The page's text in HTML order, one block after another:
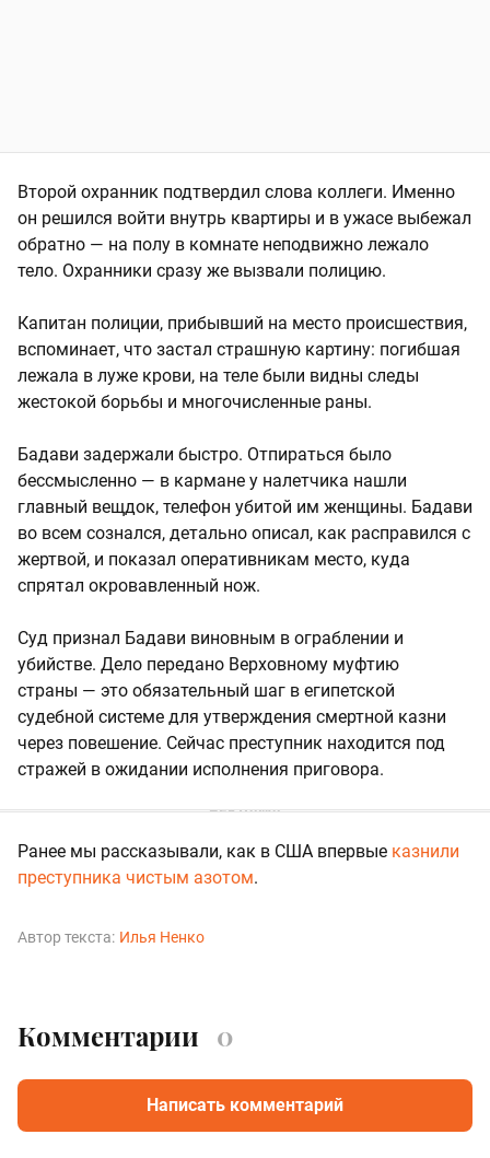
Второй охранник подтвердил слова коллеги. Именно
он решился войти внутрь квартиры и в ужасе выбежал
обратно — на полу в комнате неподвижно лежало
тело. Охранники сразу же вызвали полицию.
Капитан полиции, прибывший на место происшествия,
вспоминает, что застал страшную картину: погибшая
лежала в луже крови, на теле были видны следы
жестокой борьбы и многочисленные раны.
Бадави задержали быстро. Отпираться было
бессмысленно — в кармане у налетчика нашли
главный вещдок, телефон убитой им женщины. Бадави
во всем сознался, детально описал, как расправился с
жертвой, и показал оперативникам место, куда
спрятал окровавленный нож.
Суд признал Бадави виновным в ограблении и
убийстве. Дело передано Верховному муфтию
страны — это обязательный шаг в египетской
судебной системе для утверждения смертной казни
через повешение. Сейчас преступник находится под
стражей в ожидании исполнения приговора.
Ранее мы рассказывали, как в США впервые казнили
преступника чистым азотом.
Автор текста: Илья Ненко
Комментарии 0
Написать комментарий